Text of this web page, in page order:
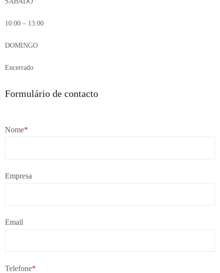
10:00 – 13:00
DOMINGO
Encerrado
Formulário de contacto
Nome*
Empresa
Email
Telefone*